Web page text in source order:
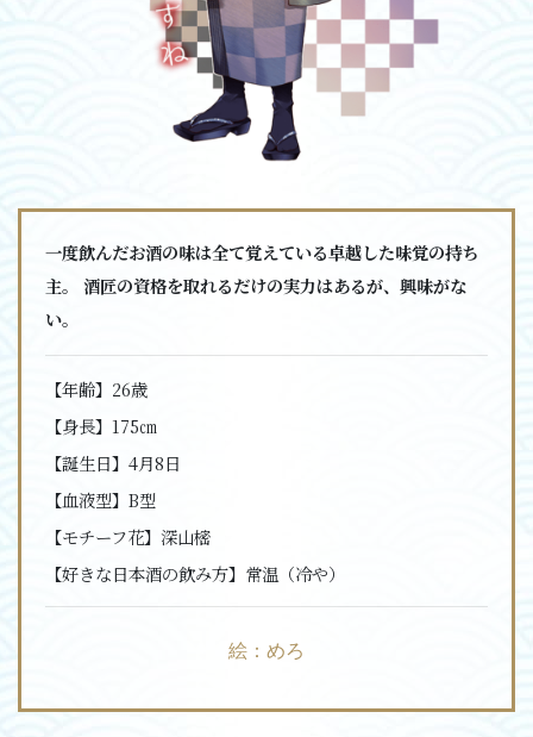
一度飲んだお酒の味は全て覚えている卓越した味覚の持ち
主。 酒匠の資格を取れるだけの実力はあるが、興味がな
い。
【年齢】 26歳
【身長】 175㎝
【誕生日】 4月8日
【血液型】 B型
【モチーフ花】 深山樒
【好きな日本酒の飲み方】 常温（冷や）
絵：めろ